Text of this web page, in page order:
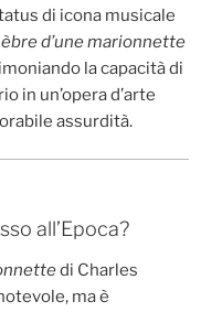
di icona musicale
d’une marionnette
la capacità di
in un’opera d’arte
assurdità.
all’Epoca?
di Charles
ma è